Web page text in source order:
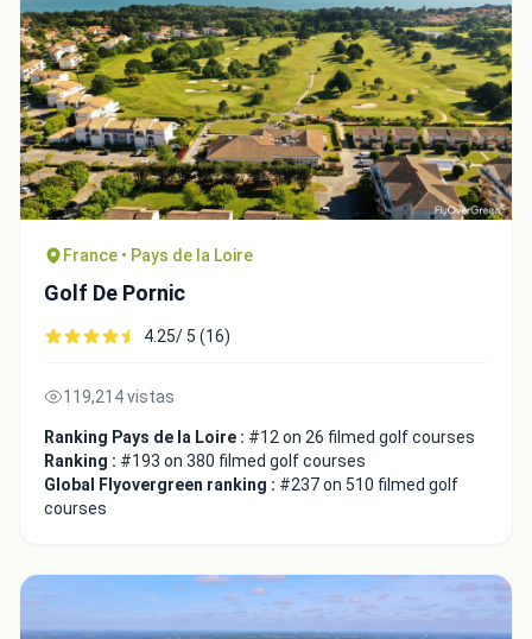
France • Pays de la Loire
Golf De Pornic
4.25/ 5 (16)
119,214 vistas
Ranking Pays de la Loire : #12 on 26 filmed golf courses
Ranking : #193 on 380 filmed golf courses
Global Flyovergreen ranking : #237 on 510 filmed golf
courses
Integrate video
Video choice:
Copy to Clipboard